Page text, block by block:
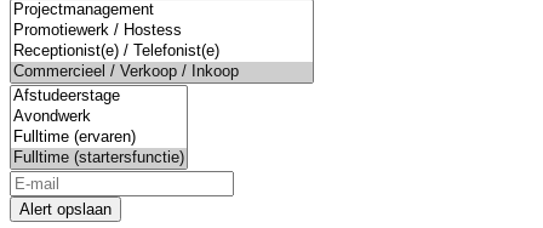
Alert opslaan